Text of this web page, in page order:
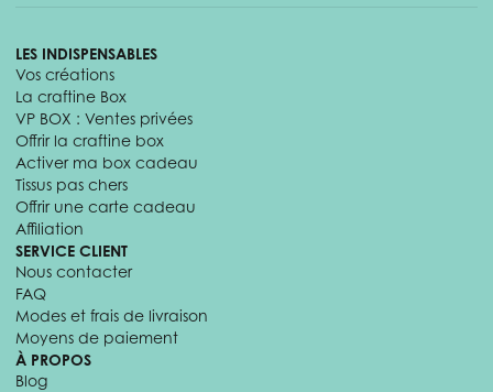
LES INDISPENSABLES
Vos créations
La craftine Box
VP BOX : Ventes privées
Offrir la craftine box
Activer ma box cadeau
Tissus pas chers
Offrir une carte cadeau
Affiliation
SERVICE CLIENT
Nous contacter
FAQ
Modes et frais de livraison
Moyens de paiement
À PROPOS
Blog